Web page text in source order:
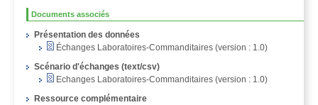
Documents associés
Présentation des données
Échanges Laboratoires-Commanditaires (version : 1.0)
Scénario d'échanges (text/csv)
Echanges Laboratoires-Commanditaires (version : 1.0)
Ressource complémentaire